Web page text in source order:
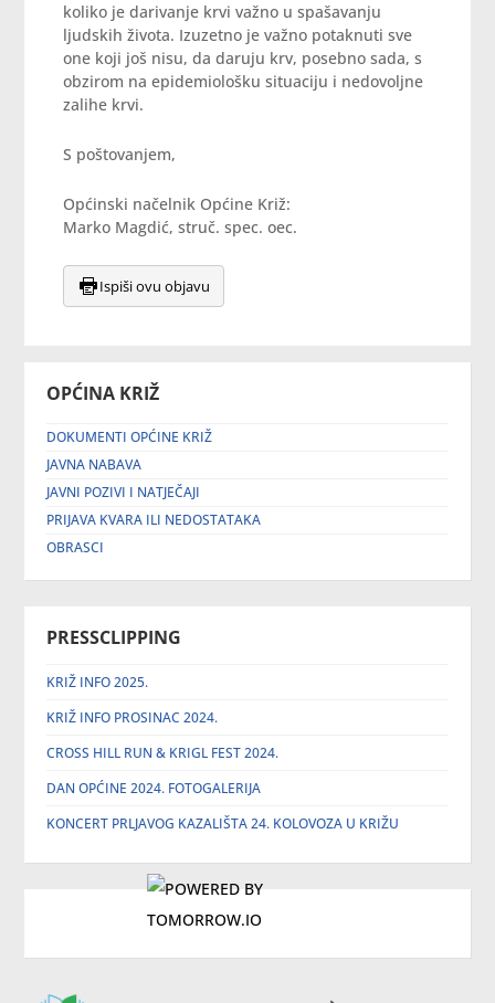
OPĆINA KRIŽ
DOKUMENTI OPĆINE KRIŽ
JAVNA NABAVA
JAVNI POZIVI I NATJEČAJI
PRIJAVA KVARA ILI NEDOSTATAKA
OBRASCI
PRESSCLIPPING
KRIŽ INFO 2025.
KRIŽ INFO PROSINAC 2024.
CROSS HILL RUN & KRIGL FEST 2024.
DAN OPĆINE 2024. FOTOGALERIJA
KONCERT PRLJAVOG KAZALIŠTA 24. KOLOVOZA U KRIŽU
koliko je darivanje krvi važno u spašavanju
ljudskih života. Izuzetno je važno potaknuti sve
one koji još nisu, da daruju krv, posebno sada, s
obzirom na epidemiološku situaciju i nedovoljne
zalihe krvi.
S poštovanjem,
Općinski načelnik Općine Križ:
Marko Magdić, struč. spec. oec.
Ispiši ovu objavu